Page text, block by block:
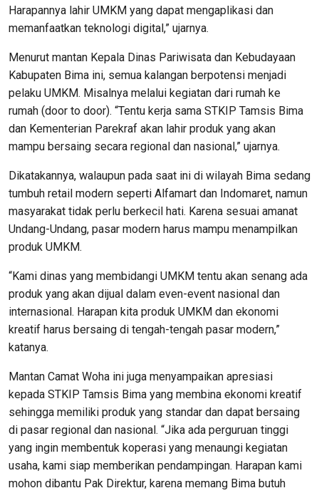
Harapannya lahir UMKM yang dapat mengaplikasi dan
memanfaatkan teknologi digital,” ujarnya.
Menurut mantan Kepala Dinas Pariwisata dan Kebudayaan
Kabupaten Bima ini, semua kalangan berpotensi menjadi
pelaku UMKM. Misalnya melalui kegiatan dari rumah ke
rumah (door to door). “Tentu kerja sama STKIP Tamsis Bima
dan Kementerian Parekraf akan lahir produk yang akan
mampu bersaing secara regional dan nasional,” ujarnya.
Dikatakannya, walaupun pada saat ini di wilayah Bima sedang
tumbuh retail modern seperti Alfamart dan Indomaret, namun
masyarakat tidak perlu berkecil hati. Karena sesuai amanat
Undang-Undang, pasar modern harus mampu menampilkan
produk UMKM.
“Kami dinas yang membidangi UMKM tentu akan senang ada
produk yang akan dijual dalam even-event nasional dan
internasional. Harapan kita produk UMKM dan ekonomi
kreatif harus bersaing di tengah-tengah pasar modern,”
katanya.
Mantan Camat Woha ini juga menyampaikan apresiasi
kepada STKIP Tamsis Bima yang membina ekonomi kreatif
sehingga memiliki produk yang standar dan dapat bersaing
di pasar regional dan nasional. “Jika ada perguruan tinggi
yang ingin membentuk koperasi yang menaungi kegiatan
usaha, kami siap memberikan pendampingan. Harapan kami
mohon dibantu Pak Direktur, karena memang Bima butuh